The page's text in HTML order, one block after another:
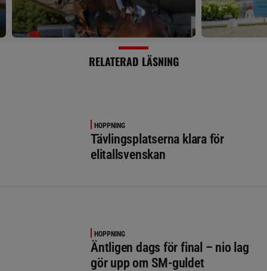
RELATERAD LÄSNING
HOPPNING
Tävlingsplatserna klara för
elitallsvenskan
HOPPNING
Äntligen dags för final – nio lag
gör upp om SM-guldet